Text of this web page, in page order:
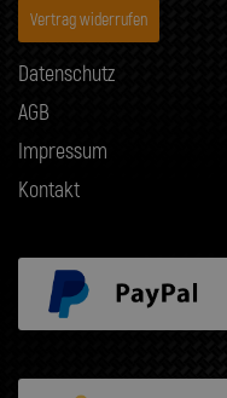
Vertrag widerrufen
Datenschutz
AGB
Impressum
Kontakt